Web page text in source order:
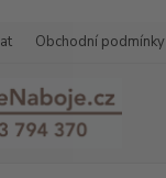
Obchodní podmínky